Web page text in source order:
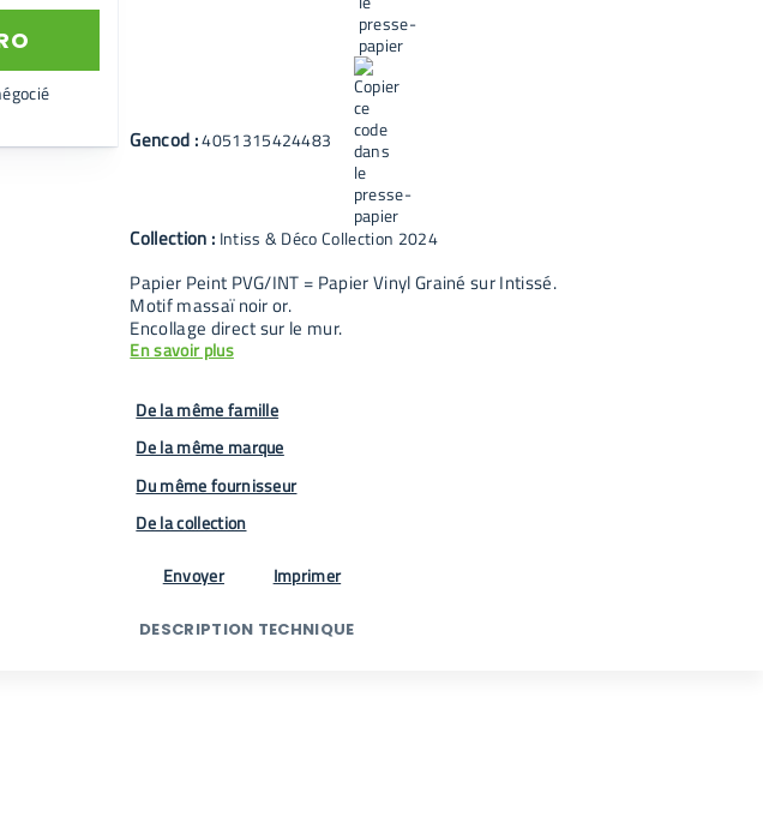
Gencod :4051315424483
Collection : Intiss & Déco Collection 2024
Papier Peint PVG/INT = Papier Vinyl Grainé sur Intissé.
Motif massaï noir or.
Encollage direct sur le mur.
En savoir plus
De la même famille
De la même marque
Du même fournisseur
De la collection
Envoyer Imprimer
DESCRIPTION TECHNIQUE